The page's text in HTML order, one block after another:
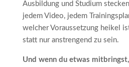
Ausbildung und Studium
jedem Video, jedem
welcher Voraussetzung heikel
statt nur anstrengend zu sein.
Und wenn du etwas